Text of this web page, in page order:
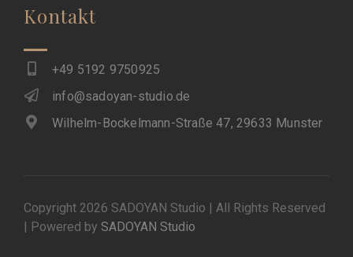
Kontakt
+49 5192 9750925
info@sadoyan-studio.de
Wilhelm-Bockelmann-Straße 47, 29633 Munster
Copyright 2026 SADOYAN Studio | All Rights Reserved
| Powered by SADOYAN Studio